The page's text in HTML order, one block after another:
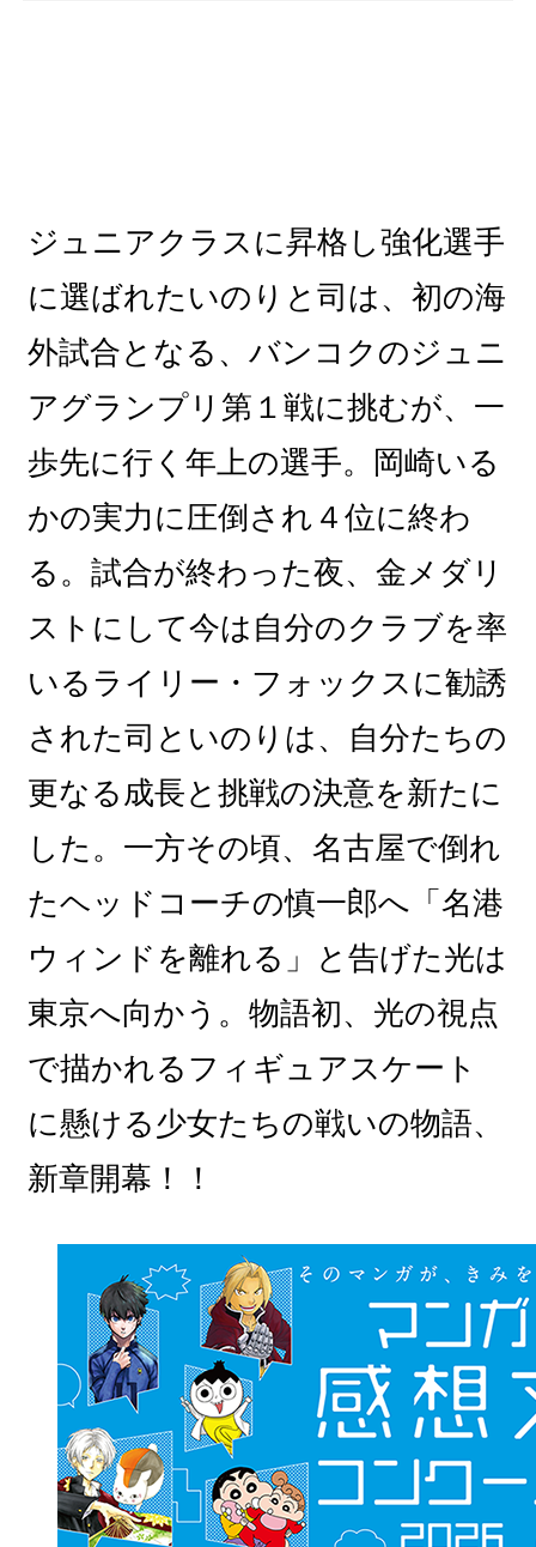
ジュニアクラスに昇格し強化選手
に選ばれたいのりと司は、初の海
外試合となる、バンコクのジュニ
アグランプリ第１戦に挑むが、一
歩先に行く年上の選手。岡崎いる
かの実力に圧倒され４位に終わ
る。試合が終わった夜、金メダリ
ストにして今は自分のクラブを率
いるライリー・フォックスに勧誘
された司といのりは、自分たちの
更なる成長と挑戦の決意を新たに
した。一方その頃、名古屋で倒れ
たヘッドコーチの慎一郎へ「名港
ウィンドを離れる」と告げた光は
東京へ向かう。物語初、光の視点
で描かれるフィギュアスケート
に懸ける少女たちの戦いの物語、
新章開幕！！